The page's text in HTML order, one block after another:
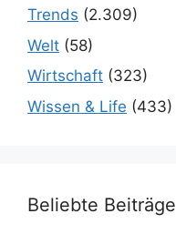
Trends (2.309)
Welt (58)
Wirtschaft (323)
Wissen & Life (433)
Beliebte Beiträge